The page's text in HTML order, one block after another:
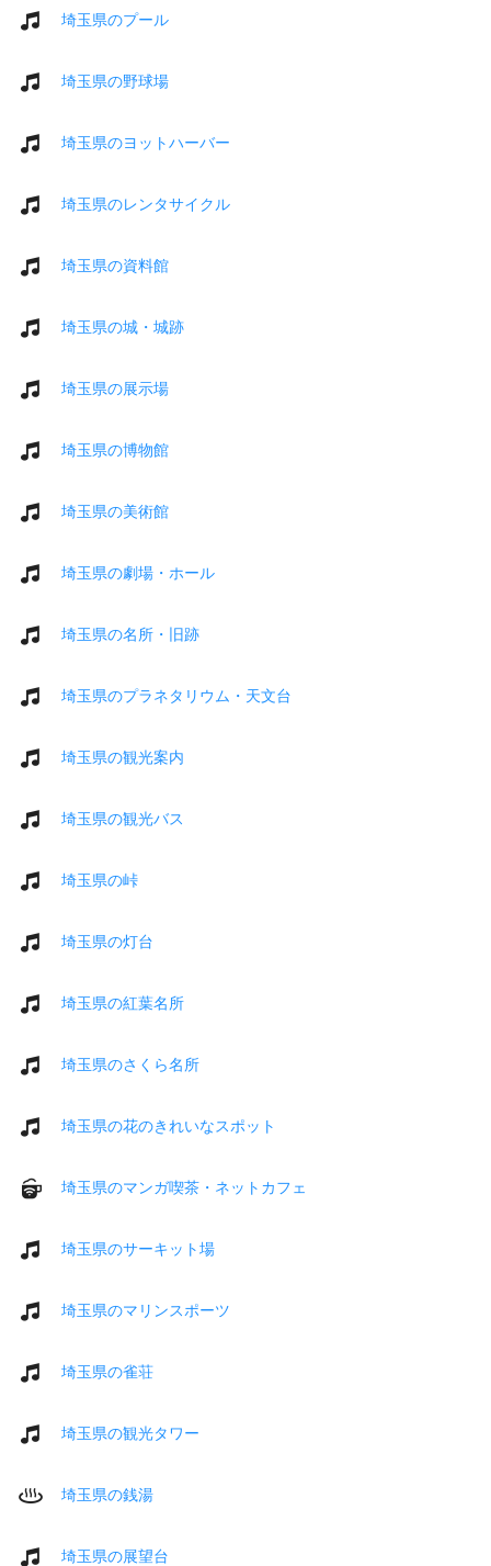
埼玉県のプール
埼玉県の野球場
埼玉県のヨットハーバー
埼玉県のレンタサイクル
埼玉県の資料館
埼玉県の城・城跡
埼玉県の展示場
埼玉県の博物館
埼玉県の美術館
埼玉県の劇場・ホール
埼玉県の名所・旧跡
埼玉県のプラネタリウム・天文台
埼玉県の観光案内
埼玉県の観光バス
埼玉県の峠
埼玉県の灯台
埼玉県の紅葉名所
埼玉県のさくら名所
埼玉県の花のきれいなスポット
埼玉県のマンガ喫茶・ネットカフェ
埼玉県のサーキット場
埼玉県のマリンスポーツ
埼玉県の雀荘
埼玉県の観光タワー
埼玉県の銭湯
埼玉県の展望台